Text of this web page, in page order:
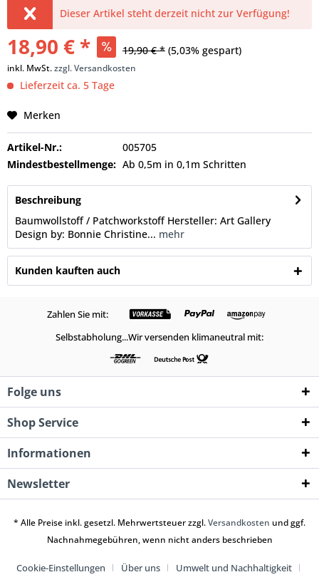
Dieser Artikel steht derzeit nicht zur Verfügung!
18,90 € * 19,90 € * (5,03% gespart)
inkl. MwSt.zzgl. Versandkosten
Lieferzeit ca. 5 Tage
Merken
Artikel-Nr.:
005705
Mindestbestellmenge: Ab 0,5m in 0,1m Schritten
Beschreibung
Baumwollstoff / Patchworkstoff Hersteller: Art Gallery
Design by: Bonnie Christine... mehr
Kunden kauften auch
Zahlen Sie mit:
Selbstabholung...Wir versenden klimaneutral mit:
Folge uns
Shop Service
Informationen
Newsletter
* Alle Preise inkl. gesetzl. Mehrwertsteuer zzgl.Versandkosten und ggf.
Nachnahmegebühren, wenn nicht anders beschrieben
Cookie-Einstellungen Über uns
Umwelt und Nachhaltigkeit